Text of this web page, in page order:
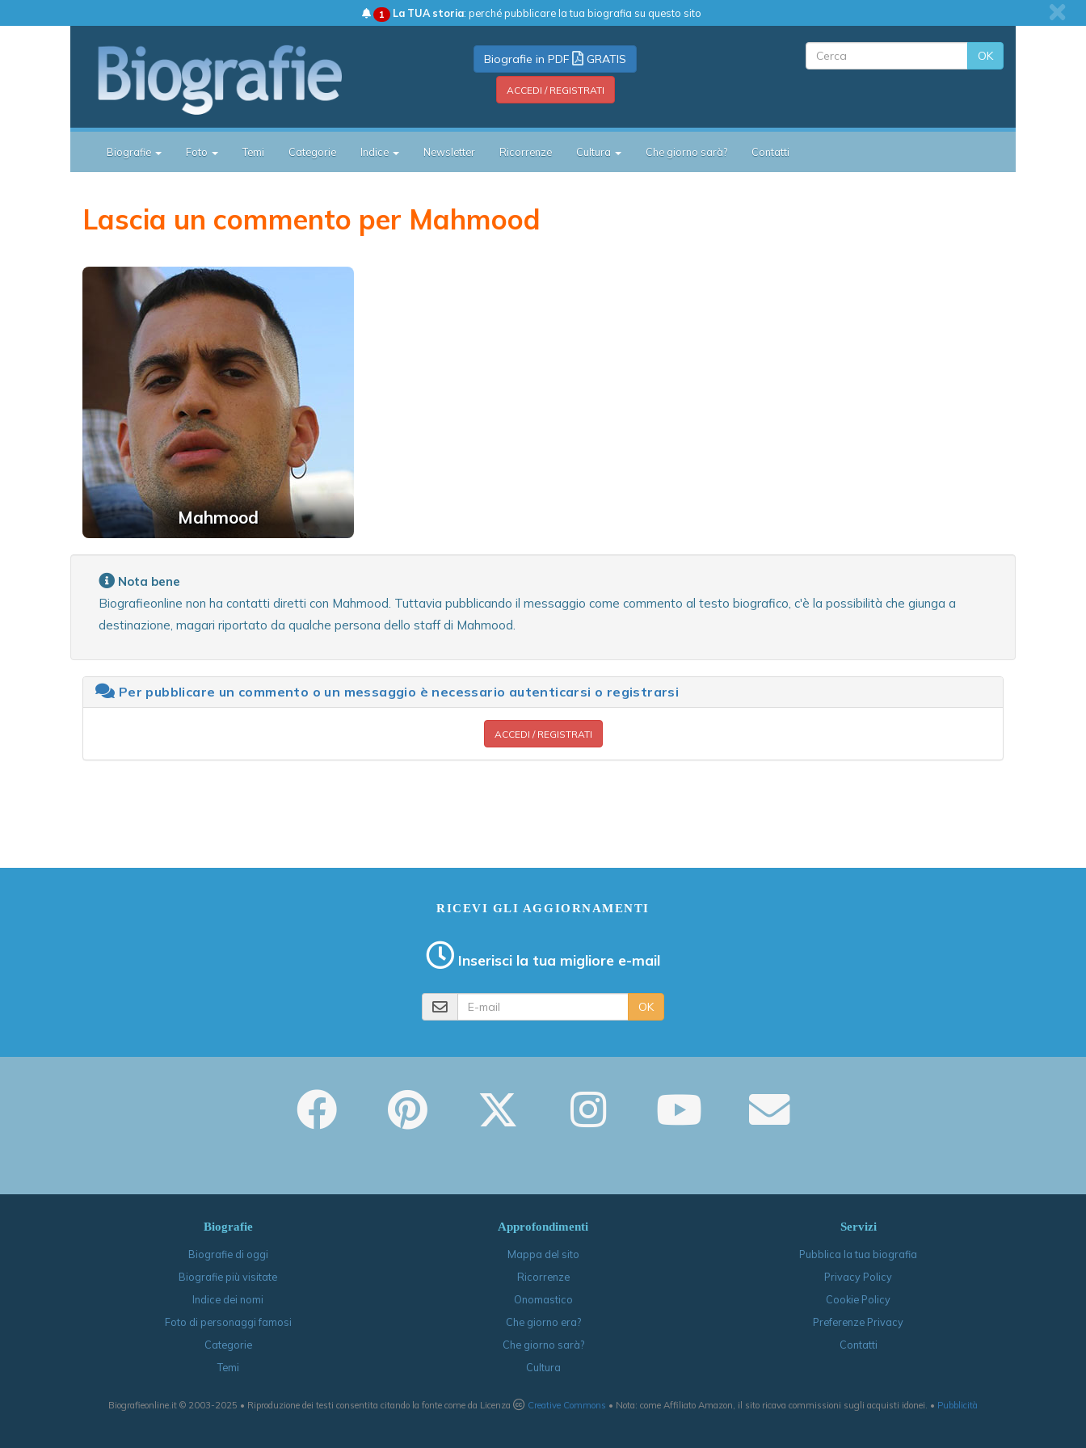
1 La TUA storia: perché pubblicare la tua biografia su questo sito
Biografie in PDF GRATIS
ACCEDI / REGISTRATI
OK
Biografie Foto Temi Categorie Indice Newsletter Ricorrenze Cultura Che giorno sarà? Contatti
Lascia un commento per Mahmood
Mahmood
Nota bene
Biografieonline non ha contatti diretti con Mahmood. Tuttavia pubblicando il messaggio come commento al testo biografico, c'è la possibilità che giunga a
destinazione, magari riportato da qualche persona dello staff di Mahmood.
Per pubblicare un commento o un messaggio è necessario autenticarsi o registrarsi
ACCEDI / REGISTRATI
RICEVI GLI AGGIORNAMENTI
Inserisci la tua migliore e-mail
OK
Biografie
Biografie di oggi
Biografie più visitate
Indice dei nomi
Foto di personaggi famosi
Categorie
Temi
Approfondimenti
Mappa del sito
Ricorrenze
Onomastico
Che giorno era?
Che giorno sarà?
Cultura
Servizi
Pubblica la tua biografia
Privacy Policy
Cookie Policy
Preferenze Privacy
Contatti
Biografieonline.it © 2003-2025 • Riproduzione dei testi consentita citando la fonte come da Licenza Creative Commons • Nota: come Affiliato Amazon, il sito ricava commissioni sugli acquisti idonei. • Pubblicità